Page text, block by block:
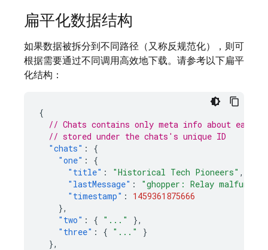
扁平化数据结构
如果数据被拆分到不同路径（又称反规范化），则可
根据需要通过不同调用高效地下载。请参考以下扁平
化结构：
{
// Chats contains only meta info about each
// stored under the chats's unique ID
"chats" :
{
"one" :
{
"title" : "Historical Tech Pioneers" ,
"lastMessage" :
"ghopper: Relay
"timestamp" :
1459361875666
},
"two" : { "..."
},
"three" : { "..."
}
},